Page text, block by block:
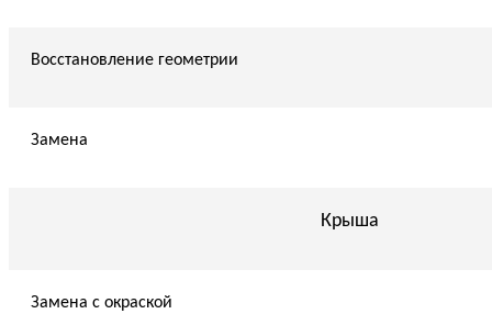
Восстановление геометрии
Замена
Крыша
Замена с окраской